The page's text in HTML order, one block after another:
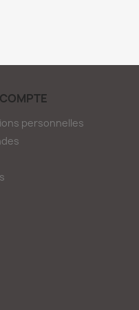
personnelles